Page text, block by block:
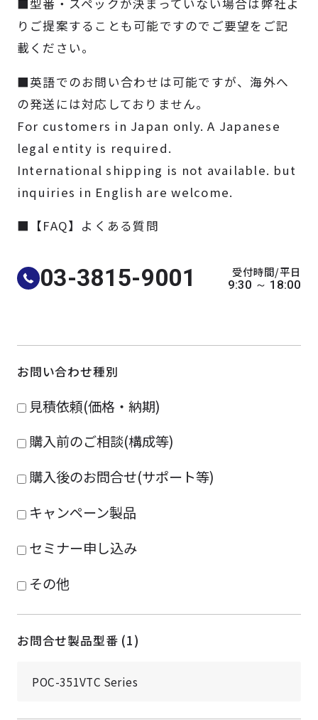
よくある質問
採用情報
取扱メーカー
事例
サポート
会社案内
りご提案することも可能ですのでご要望をご記
載ください。
■英語でのお問い合わせは可能ですが、海外へ
の発送には対応しておりません。
For customers in Japan only. A Japanese
legal entity is required.
International shipping is not available. but
inquiries in English are welcome.
■【FAQ】よくある質問
03-3815-9001 受付時間/平日
9:30 ～ 18:00
お問い合わせ種別
見積依頼(価格・納期)
購入前のご相談(構成等)
購入後のお問合せ(サポート等)
キャンペーン製品
セミナー申し込み
その他
お問合せ製品型番 (1)